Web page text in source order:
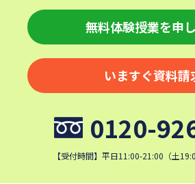
無料体験授業を申
いますぐ資料請
0120-
【受付時間】平日11:00-21:00（土